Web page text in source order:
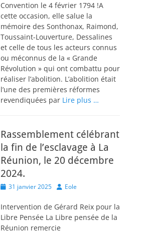
Convention le 4 février 1794 !A
cette occasion, elle salue la
mémoire des Sonthonax, Raimond,
Toussaint-Louverture, Dessalines
et celle de tous les acteurs connus
ou méconnus de la « Grande
Révolution » qui ont combattu pour
réaliser l’abolition. L’abolition était
l’une des premières réformes
revendiquées par Lire plus …
Rassemblement célébrant
la fin de l’esclavage à La
Réunion, le 20 décembre
2024.
Posted
31 janvier 2025 Author
Eole
Intervention de Gérard Reix pour la
Libre Pensée La Libre pensée de la
Réunion remercie